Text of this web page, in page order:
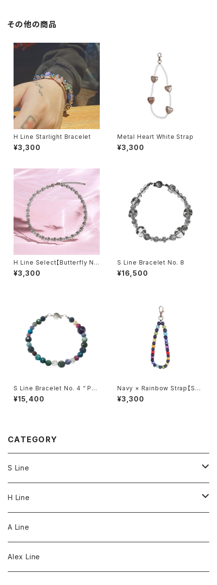
その他の商品
H Line Starlight Bracelet
¥3,300
Metal Heart White Strap
¥3,300
H Line Select【Butterfly Ne
cklace】
¥3,300
S Line Bracelet No. 8
¥16,500
S Line Bracelet No. 4 “ Poi
full “
¥15,400
Navy × Rainbow Strap【Squ
are】
¥3,300
CATEGORY
S Line
S Line Ring & Earrings
H Line
Necklace
Bracelet
A Line
Alex Line